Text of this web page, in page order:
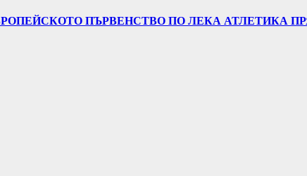
ЕВРОПЕЙСКОТО ПЪРВЕНСТВО ПО ЛЕКА АТЛЕТИКА